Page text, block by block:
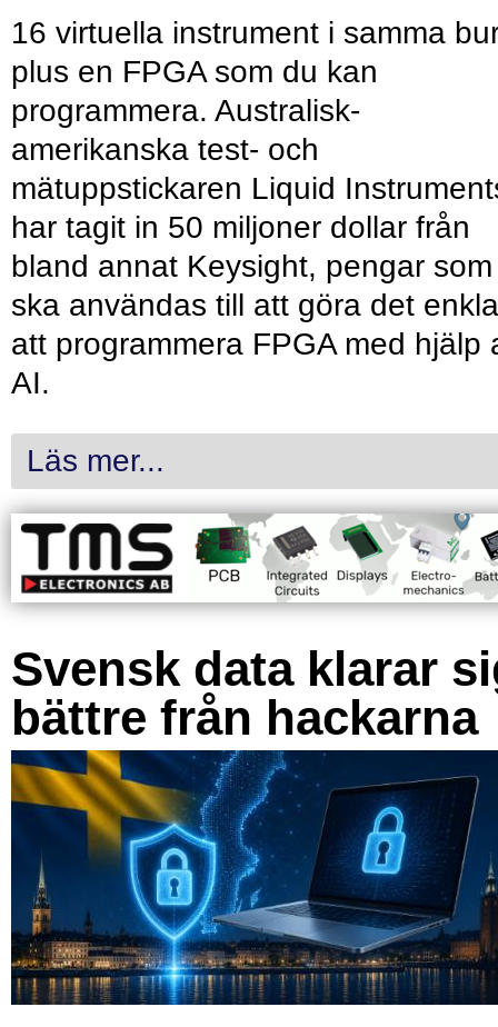
16 virtuella instrument i samma
plus en FPGA som du kan
programmera. Australisk-
amerikanska test- och
mätuppstickaren Liquid
har tagit in 50 miljoner dollar från
bland annat Keysight, pengar som
ska användas till att göra det
att programmera FPGA med hjälp
AI.
Läs mer...
Svensk data klarar
bättre från hackarna